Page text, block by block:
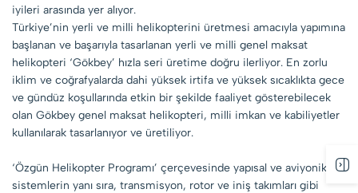
iyileri arasında yer alıyor.
Türkiye’nin yerli ve milli helikopterini üretmesi amacıyla yapımına
başlanan ve başarıyla tasarlanan yerli ve milli genel maksat
helikopteri ‘Gökbey’ hızla seri üretime doğru ilerliyor. En zorlu
iklim ve coğrafyalarda dahi yüksek irtifa ve yüksek sıcaklıkta gece
ve gündüz koşullarında etkin bir şekilde faaliyet gösterebilecek
olan Gökbey genel maksat helikopteri, milli imkan ve kabiliyetler
kullanılarak tasarlanıyor ve üretiliyor.
‘Özgün Helikopter Programı’ çerçevesinde yapısal ve aviyonik
sistemlerin yanı sıra, transmisyon, rotor ve iniş takımları gibi